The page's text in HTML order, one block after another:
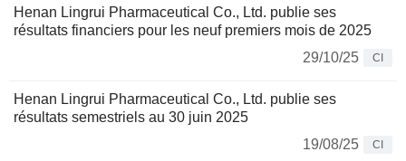
Henan Lingrui Pharmaceutical Co., Ltd. publie ses
résultats financiers pour les neuf premiers mois de 2025
29/10/25
CI
Henan Lingrui Pharmaceutical Co., Ltd. publie ses
résultats semestriels au 30 juin 2025
19/08/25
CI